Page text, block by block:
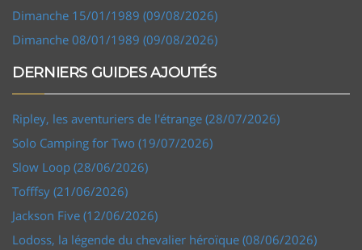
Dimanche 15/01/1989 (09/08/2026)
Dimanche 08/01/1989 (09/08/2026)
DERNIERS GUIDES AJOUTÉS
Ripley, les aventuriers de l'étrange (28/07/2026)
Solo Camping for Two (19/07/2026)
Slow Loop (28/06/2026)
Tofffsy (21/06/2026)
Jackson Five (12/06/2026)
Lodoss, la légende du chevalier héroïque (08/06/2026)